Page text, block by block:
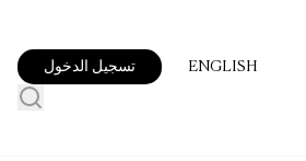
ENGLISH تسجيل الدخول